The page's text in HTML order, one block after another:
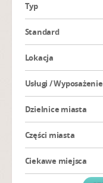
Typ
Standard
Lokacja
Usługi / Wyposażenie
Dzielnice miasta
Części miasta
Ciekawe miejsca